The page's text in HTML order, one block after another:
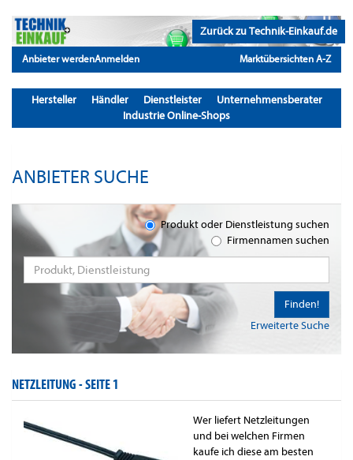
Zurück zu Technik-Einkauf.de
Anbieter werdenAnmelden Marktübersichten A-Z
Hersteller Händler Dienstleister
Unternehmensberater
Industrie Online-Shops
ANBIETER SUCHE
Produkt oder Dienstleistung suchen
Firmennamen suchen
Erweiterte Suche
Finden!
NETZLEITUNG -SEITE 1
Wer liefert Netzleitungen
und bei welchen Firmen
kaufe ich diese am besten